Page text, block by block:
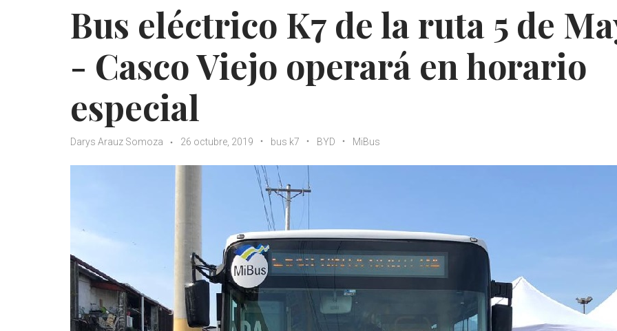
Bus eléctrico K7 de la ruta 5 de
- Casco Viejo operará en horario
especial
Darys Arauz Somoza 26 octubre, 2019 bus k7 BYD MiBus